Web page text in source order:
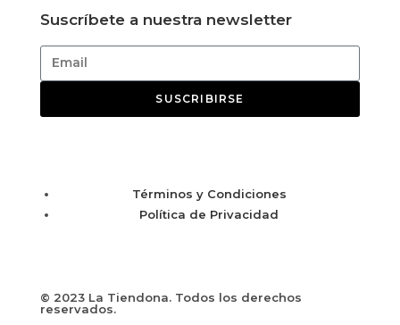
Suscríbete a nuestra newsletter
SUSCRIBIRSE
© 2023 La Tiendona. Todos los derechos
reservados.
Términos y Condiciones
Política de Privacidad